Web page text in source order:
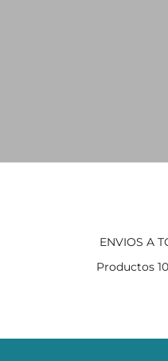
ENVIOS A
Productos